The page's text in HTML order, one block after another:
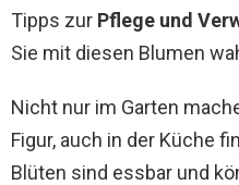
Tipps zur Pflege und
Sie mit diesen Blumen
Nicht nur im Garten
Figur, auch in der Küche
Blüten sind essbar und